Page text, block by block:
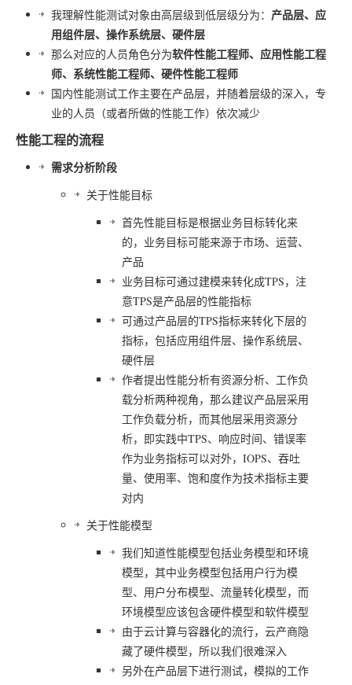
我理解性能测试对象由高层级到低层级分为： 产品层、应
用组件层、操作系统层、硬件层
那么对应的人员角色分为软件性能工程师、应用性能工程
师、系统性能工程师、硬件性能工程师
国内性能测试工作主要在产品层，并随着层级的深入，专
业的人员（或者所做的性能工作）依次减少
性能工程的流程
需求分析阶段
关于性能目标
首先性能目标是根据业务目标转化来
的，业务目标可能来源于市场、运营、
产品
业务目标可通过建模来转化成TPS，注
意TPS是产品层的性能指标
可通过产品层的TPS指标来转化下层的
指标，包括应用组件层、操作系统层、
硬件层
作者提出性能分析有资源分析、工作负
载分析两种视角，那么建议产品层采用
工作负载分析，而其他层采用资源分
析，即实践中TPS、响应时间、错误率
作为业务指标可以对外，IOPS、吞吐
量、使用率、饱和度作为技术指标主要
对内
关于性能模型
我们知道性能模型包括业务模型和环境
模型，其中业务模型包括用户行为模
型、用户分布模型、流量转化模型，而
环境模型应该包含硬件模型和软件模型
由于云计算与容器化的流行，云产商隐
藏了硬件模型，所以我们很难深入
另外在产品层下进行测试，模拟的工作